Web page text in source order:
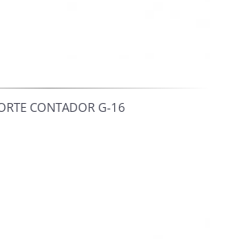
CONTADOR G-16